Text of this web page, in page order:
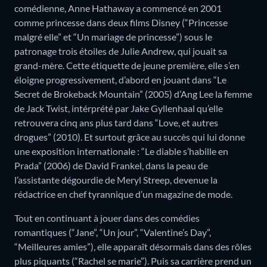
comédienne, Anne Hathaway a commencé en 2001
comme princesse dans deux films Disney (“Princesse
malgré elle” et “Un mariage de princesse”) sous le
patronage trois étoiles de Julie Andrew, qui jouait sa
grand-mère. Cette étiquette de jeune première, elle s’en
éloigne progressivement, d’abord en jouant dans “Le
Secret de Brokeback Mountain” (2005) d’Ang Lee la femme
de Jack Twist, intérprété par Jake Gyllenhaal qu’elle
retrouvera cinq ans plus tard dans “Love, et autres
drogues” (2010). Et surtout grâce au succès qui lui donne
une exposition internationale : “Le diable s’habille en
Prada” (2006) de David Frankel, dans la peau de
l’assistante dégourdie de Meryl Streep, devenue la
rédactrice en chef tyrannique d’un magazine de mode.
Tout en continuant à jouer dans des comédies
romantiques (“Jane”, “Un jour”, “Valentine’s Day”,
“Meilleures amies”), elle apparaît désormais dans des rôles
plus piquants (“Rachel se marie”). Puis sa carrière prend un